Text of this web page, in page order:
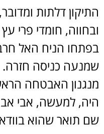
התיקון דלתות
ובחווה, חומדי פרי
בפתחו הניח האל
שמנעה כניסה חזרה.
מנגנון האבטחה
היה, למעשה, אבי
שם תואר שהוא